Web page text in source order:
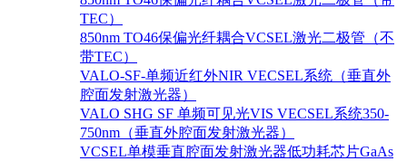
TEC）
850nm TO46保偏光纤耦合VCSEL激光二极管（不
带TEC）
VALO-SF-单频近红外NIR VECSEL系统（垂直外
腔面发射激光器）
VALO SHG SF 单频可见光VIS VECSEL系统350-
750nm（垂直外腔面发射激光器）
VCSEL单模垂直腔面发射激光器低功耗芯片GaAs